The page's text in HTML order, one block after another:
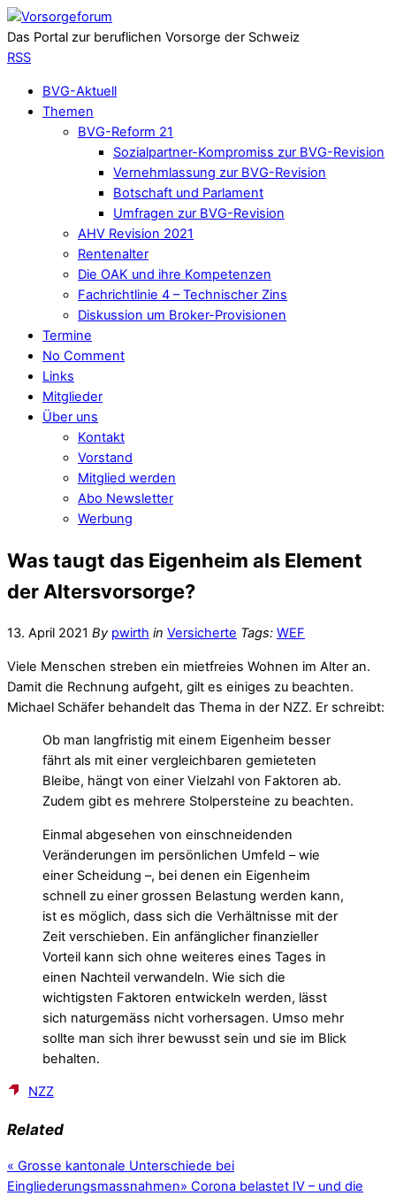
Das Portal zur beruflichen Vorsorge der Schweiz
RSS
BVG-Aktuell
Themen
BVG-Reform 21
Sozialpartner-Kompromiss zur BVG-Revision
Vernehmlassung zur BVG-Revision
Botschaft und Parlament
Umfragen zur BVG-Revision
AHV Revision 2021
Rentenalter
Die OAK und ihre Kompetenzen
Fachrichtlinie 4 – Technischer Zins
Diskussion um Broker-Provisionen
Termine
No Comment
Links
Mitglieder
Über uns
Kontakt
Vorstand
Mitglied werden
Abo Newsletter
Werbung
Was taugt das Eigenheim als Element
der Altersvorsorge?
13. April 2021 By pwirth in Versicherte Tags: WEF
Viele Menschen streben ein mietfreies Wohnen im Alter an.
Damit die Rechnung aufgeht, gilt es einiges zu beachten.
Michael Schäfer behandelt das Thema in der NZZ. Er schreibt:
Ob man langfristig mit einem Eigenheim besser
fährt als mit einer vergleichbaren gemieteten
Bleibe, hängt von einer Vielzahl von Faktoren ab.
Zudem gibt es mehrere Stolpersteine zu beachten.
Einmal abgesehen von einschneidenden
Veränderungen im persönlichen Umfeld – wie
einer Scheidung –, bei denen ein Eigenheim
schnell zu einer grossen Belastung werden kann,
ist es möglich, dass sich die Verhältnisse mit der
Zeit verschieben. Ein anfänglicher finanzieller
Vorteil kann sich ohne weiteres eines Tages in
einen Nachteil verwandeln. Wie sich die
wichtigsten Faktoren entwickeln werden, lässt
sich naturgemäss nicht vorhersagen. Umso mehr
sollte man sich ihrer bewusst sein und sie im Blick
behalten.
NZZ
Related
« Grosse kantonale Unterschiede bei
Eingliederungsmassnahmen» Corona belastet IV – und die